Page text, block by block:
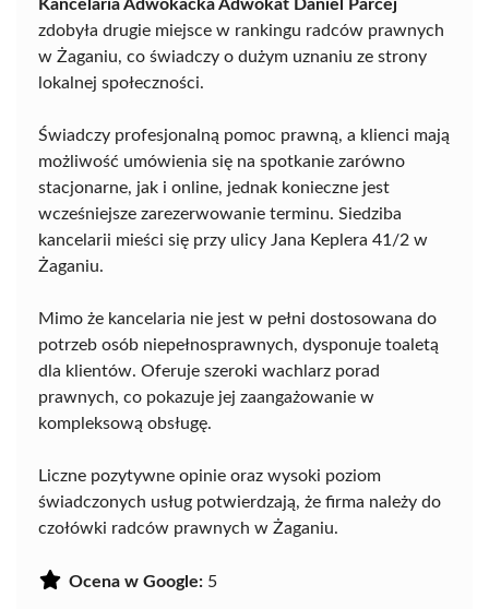
Kancelaria Adwokacka Adwokat Daniel Parcej
zdobyła drugie miejsce w rankingu radców prawnych
w Żaganiu, co świadczy o dużym uznaniu ze strony
lokalnej społeczności.
Świadczy profesjonalną pomoc prawną, a klienci mają
możliwość umówienia się na spotkanie zarówno
stacjonarne, jak i online, jednak konieczne jest
wcześniejsze zarezerwowanie terminu. Siedziba
kancelarii mieści się przy ulicy Jana Keplera 41/2 w
Żaganiu.
Mimo że kancelaria nie jest w pełni dostosowana do
potrzeb osób niepełnosprawnych, dysponuje toaletą
dla klientów. Oferuje szeroki wachlarz porad
prawnych, co pokazuje jej zaangażowanie w
kompleksową obsługę.
Liczne pozytywne opinie oraz wysoki poziom
świadczonych usług potwierdzają, że firma należy do
czołówki radców prawnych w Żaganiu.
Ocena w Google: 5